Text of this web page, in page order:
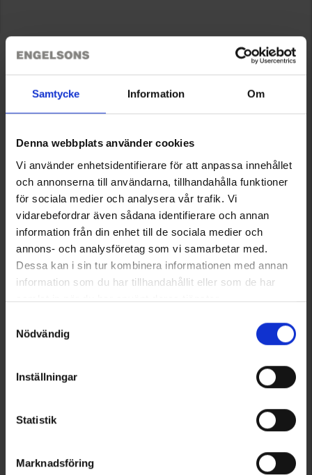
Samtycke Information Om
Denna webbplats använder cookies
Vi använder enhetsidentifierare för att anpassa innehållet
och annonserna till användarna, tillhandahålla funktioner
för sociala medier och analysera vår trafik. Vi
vidarebefordrar även sådana identifierare och annan
information från din enhet till de sociala medier och
annons- och analysföretag som vi samarbetar med.
Dessa kan i sin tur kombinera informationen med annan
information som du har tillhandahållit eller som de har
samlat in när du har använt deras tjänster.
Nödvändig
Inställningar
Statistik
Marknadsföring